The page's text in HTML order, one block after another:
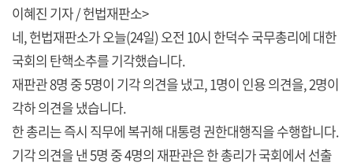
이혜진 기자 / 헌법재판소>
네, 헌법재판소가 오늘(24일) 오전 10시 한덕수 국무총리에 대한
국회의 탄핵소추를 기각했습니다.
재판관 8명 중 5명이 기각 의견을 냈고, 1명이 인용 의견을, 2명이
각하 의견을 냈습니다.
한 총리는 즉시 직무에 복귀해 대통령 권한대행직을 수행합니다.
기각 의견을 낸 5명 중 4명의 재판관은 한 총리가 국회에서 선출